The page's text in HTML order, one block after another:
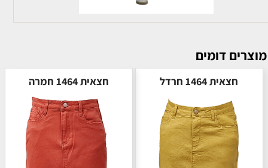
מוצרים דומים
חצאית 1464 חרדל חצאית 1464 חמרה